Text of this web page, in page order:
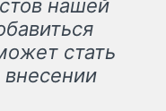
нашей
стать